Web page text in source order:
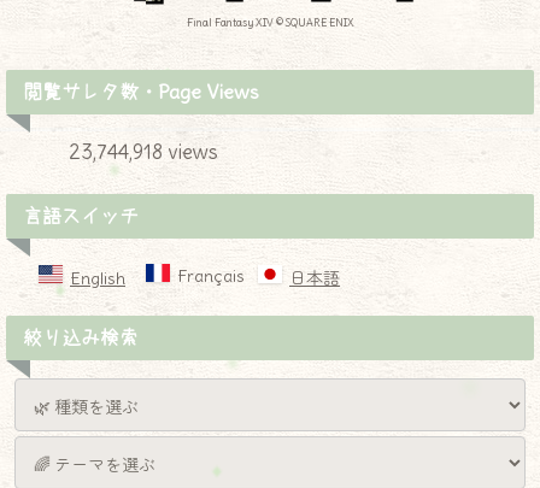
Final Fantasy XIV © SQUARE ENIX
閲覧サレタ数・Page Views
23,744,918 views
言語スイッチ
English Français 日本語
絞り込み検索